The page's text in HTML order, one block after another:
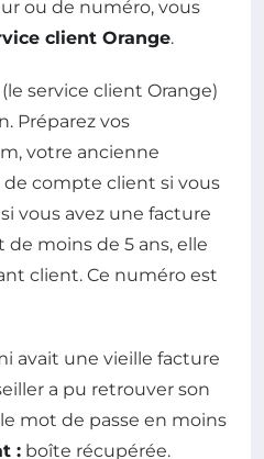
ou de numéro, vous
client Orange.
service client Orange)
Préparez vos
votre ancienne
compte client si vous
si vous avez une facture
moins de 5 ans, elle
client. Ce numéro est
avait une vieille facture
a pu retrouver son
mot de passe en moins
: boîte récupérée.